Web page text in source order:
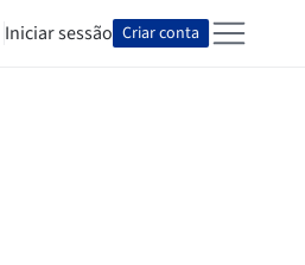
Iniciar sessão Criar conta